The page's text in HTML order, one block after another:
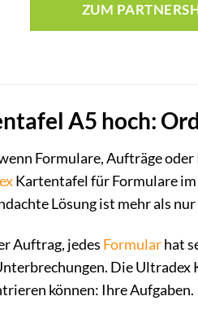
ZUM
A5 hoch:
Formulare, Aufträge
Kartentafel für Formulare
Lösung ist mehr als nur
Auftrag, jedes Formularhat
Die
können: Ihre Aufgaben.